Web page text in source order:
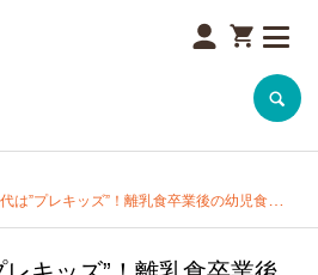
プレキッズ”！離乳食卒業後の幼児食ごはん完全ガイド